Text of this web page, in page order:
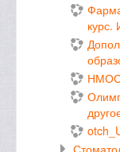
курс.